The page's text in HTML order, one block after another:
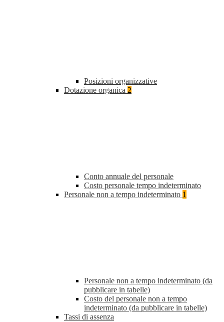
Posizioni organizzative
Dotazione organica 2
Conto annuale del personale
Costo personale tempo indeterminato
Personale non a tempo indeterminato 1
Personale non a tempo indeterminato (da
pubblicare in tabelle)
Costo del personale non a tempo
indeterminato (da pubblicare in tabelle)
Tassi di assenza